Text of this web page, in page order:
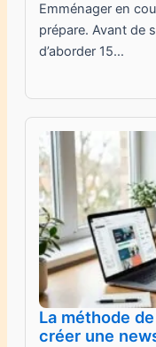
Emménager en
prépare. Avant de
d’aborder 15…
La méthode
créer une